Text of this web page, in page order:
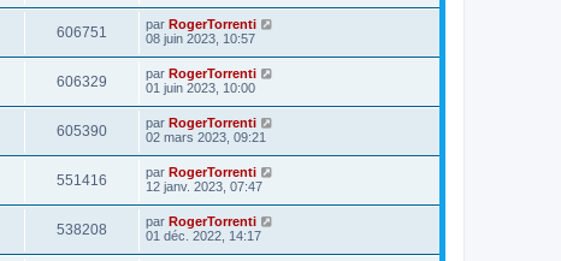
606751 par RogerTorrenti
08 juin 2023, 10:57
606329 par RogerTorrenti
01 juin 2023, 10:00
605390 par RogerTorrenti
02 mars 2023, 09:21
551416 par RogerTorrenti
12 janv. 2023, 07:47
538208 par RogerTorrenti
01 déc. 2022, 14:17